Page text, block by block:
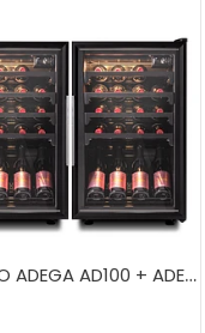
COMBO ADEGA AD100 + ADEGA AD100